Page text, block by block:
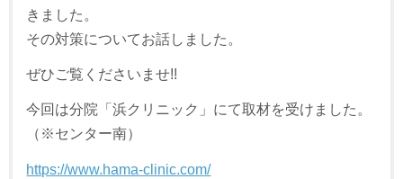
きました。
その対策についてお話しました。
ぜひご覧くださいませ!!
今回は分院「浜クリニック」にて取材を受けました。
（※センター南）
https://www.hama-clinic.com/